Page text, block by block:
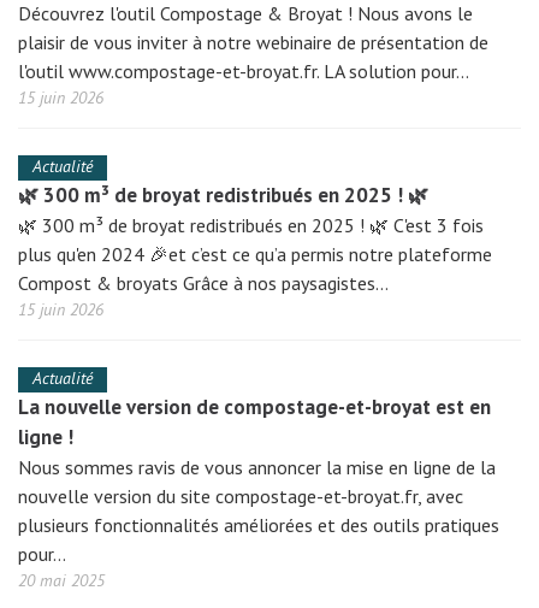
Découvrez l'outil Compostage & Broyat ! Nous avons le
plaisir de vous inviter à notre webinaire de présentation de
l'outil www.compostage-et-broyat.fr. LA solution pour…
15 juin 2026
Actualité
🌿 300 m³ de broyat redistribués en 2025 ! 🌿
🌿 300 m³ de broyat redistribués en 2025 ! 🌿 C'est 3 fois
plus qu'en 2024 🎉et c’est ce qu’a permis notre plateforme
Compost & broyats Grâce à nos paysagistes…
15 juin 2026
Actualité
La nouvelle version de compostage-et-broyat est en
ligne !
Nous sommes ravis de vous annoncer la mise en ligne de la
nouvelle version du site compostage-et-broyat.fr, avec
plusieurs fonctionnalités améliorées et des outils pratiques
pour…
20 mai 2025